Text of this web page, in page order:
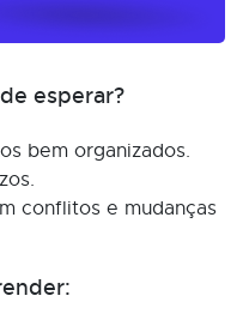
esperar?
bem organizados.
conflitos e mudanças